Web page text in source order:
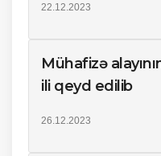
22.12.2023
Mühafizə
ili qeyd edilib
26.12.2023